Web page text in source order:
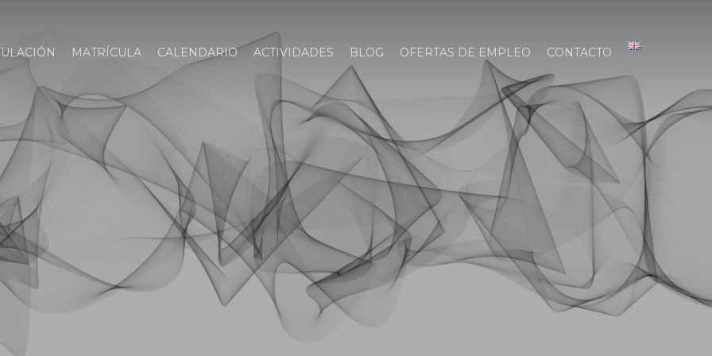
MATRÍCULA CALENDARIO ACTIVIDADES BLOG OFERTAS DE EMPLEO CONTACTO